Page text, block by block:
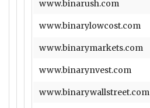
www.binarush.com
www.binarylowcost.com
www.binarymarkets.com
www.binarynvest.com
www.binarywallstreet.com